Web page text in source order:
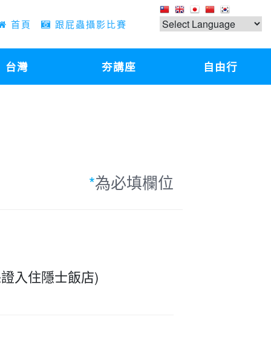
首頁 跟屁蟲攝影比賽
台灣 夯講座 自由行
*為必填欄位
入住隱士飯店)